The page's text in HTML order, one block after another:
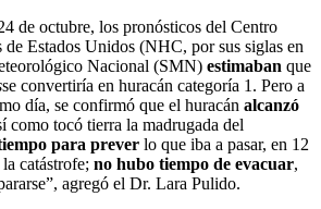
de octubre, los pronósticos del Centro
Estados Unidos (NHC, por sus siglas en
Nacional (SMN) estimaban que
se convertiría en huracán categoría 1. Pero a
día, se confirmó que el huracán alcanzó
como tocó tierra la madrugada del
para prever lo que iba a pasar, en 12
catástrofe; no hubo tiempo de evacuar,
agregó el Dr. Lara Pulido.